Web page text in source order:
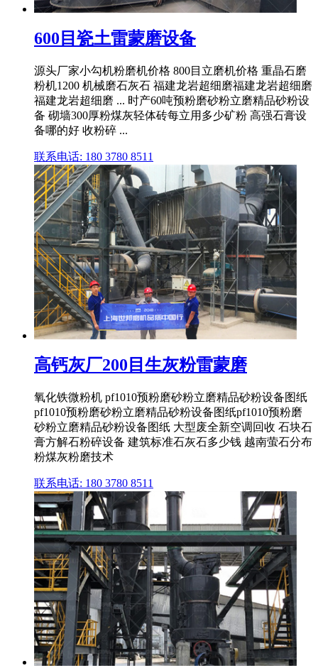
600目瓷土雷蒙磨设备
源头厂家小勾机粉磨机价格 800目立磨机价格 重晶石磨
粉机1200 机械磨石灰石 福建龙岩超细磨福建龙岩超细磨
福建龙岩超细磨 ... 时产60吨预粉磨砂粉立磨精品砂粉设
备 砌墙300厚粉煤灰轻体砖每立用多少矿粉 高强石膏设
备哪的好 收粉碎 ...
联系电话: 180 3780 8511
高钙灰厂200目生灰粉雷蒙磨
氧化铁微粉机 pf1010预粉磨砂粉立磨精品砂粉设备图纸
pf1010预粉磨砂粉立磨精品砂粉设备图纸pf1010预粉磨
砂粉立磨精品砂粉设备图纸 大型废全新空调回收 石块石
膏方解石粉碎设备 建筑标准石灰石多少钱 越南萤石分布
粉煤灰粉磨技术
联系电话: 180 3780 8511